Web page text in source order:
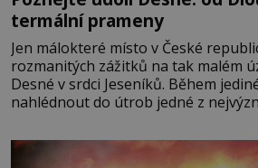
termální prameny
Jen málokteré místo v České
rozmanitých zážitků na tak malém
Desné v srdci Jeseníků. Během
nahlédnout do útrob jedné z
se na koloběžce a den zakončit
Velkých Losinách nebo v termálním